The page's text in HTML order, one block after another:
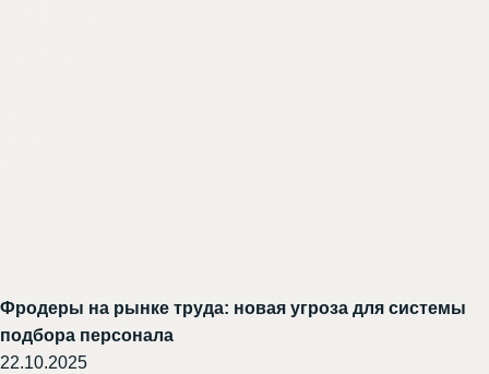
Фродеры на рынке труда: новая угроза для системы
подбора персонала
22.10.2025